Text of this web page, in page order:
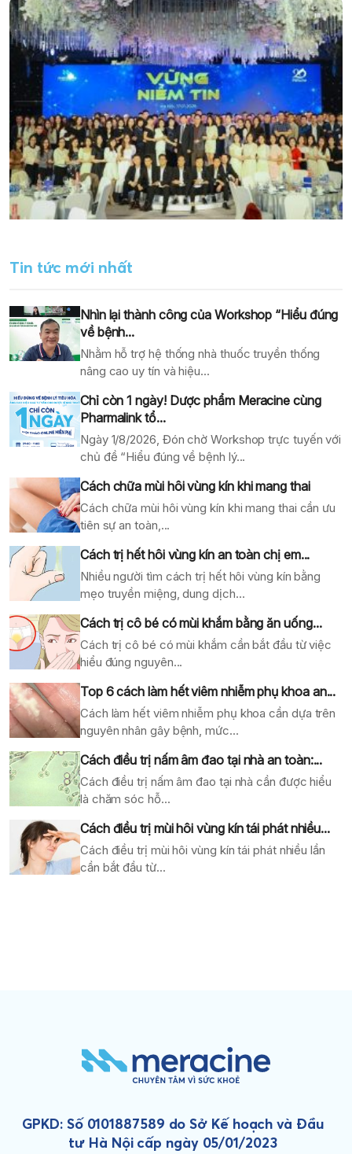
Tin tức mới nhất
Nhìn lại thành công của Workshop “Hiểu đúng
về bệnh...
Nhằm hỗ trợ hệ thống nhà thuốc truyền thống
nâng cao uy tín và hiệu...
Chỉ còn 1 ngày! Dược phẩm Meracine cùng
Pharmalink tổ...
Ngày 1/8/2026, Đón chờ Workshop trực tuyến với
chủ đề “Hiểu đúng về bệnh lý...
Cách chữa mùi hôi vùng kín khi mang thai
Cách chữa mùi hôi vùng kín khi mang thai cần ưu
tiên sự an toàn,...
Cách trị hết hôi vùng kín an toàn chị em...
Nhiều người tìm cách trị hết hôi vùng kín bằng
mẹo truyền miệng, dung dịch...
Cách trị cô bé có mùi khắm bằng ăn uống...
Cách trị cô bé có mùi khắm cần bắt đầu từ việc
hiểu đúng nguyên...
Top 6 cách làm hết viêm nhiễm phụ khoa an...
Cách làm hết viêm nhiễm phụ khoa cần dựa trên
nguyên nhân gây bệnh, mức...
Cách điều trị nấm âm đao tại nhà an toàn:...
Cách điều trị nấm âm đao tại nhà cần được hiểu
là chăm sóc hỗ...
Cách điều trị mùi hôi vùng kín tái phát nhiều...
Cách điều trị mùi hôi vùng kín tái phát nhiều lần
cần bắt đầu từ...
GPKD: Số 0101887589 do Sở Kế hoạch và Đầu
tư Hà Nội cấp ngày 05/01/2023